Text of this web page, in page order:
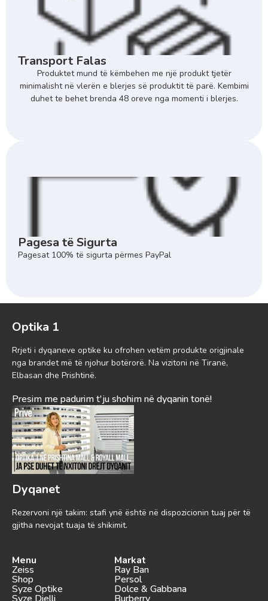
Transport Falas
Produktet mund të këmbehen me një produkt tjetër
minimalisht në vlerën e blerjes së produktit të parë. Kembimi
duhet te behet brenda 48 oreve nga momenti i blerjes.
Pagesa të Sigurta
Pagesat 100% të sigurta përmes PayPal
Optika 1
Rrjeti i dyqaneve optike ku ofrohen vetëm produkte origjinale
nga brandet më të njohur botërorë. Na vizitoni në Tiranë,
Elbasan dhe Prishtinë.
Presim me padurim t'ju shohim në dyqanin tonë!
Dyqanet
Rezervoni një takim: stafi ynë është në dispozicionin tuaj për të
gjitha nevojat tuaja të shikimit.
Menu
Zeiss
Shop
Syze Optike
Markat
Ray Ban
Persol
Dolce & Gabbana